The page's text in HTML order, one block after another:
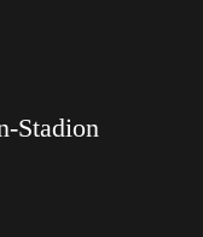
Stadion